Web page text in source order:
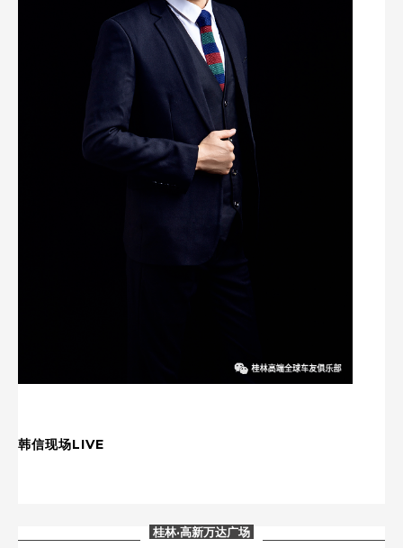
韩信现场LIVE
桂林·高新万达广场